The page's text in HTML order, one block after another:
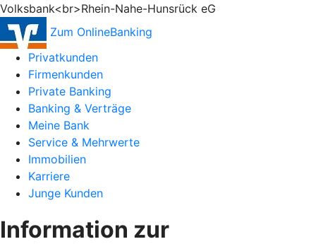
Volksbank<br>Rhein-Nahe-Hunsrück eG
Zum OnlineBanking
Privatkunden
Firmenkunden
Private Banking
Banking & Verträge
Meine Bank
Service & Mehrwerte
Immobilien
Karriere
Junge Kunden
Information zur